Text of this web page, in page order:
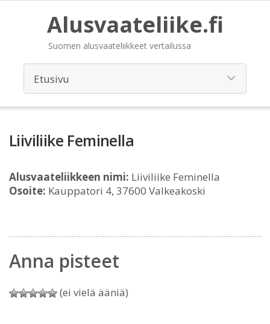
Alusvaateliike.fi
Suomen alusvaateliikkeet vertailussa
Liiviliike Feminella
Alusvaateliikkeen nimi: Liiviliike Feminella
Osoite: Kauppatori 4, 37600 Valkeakoski
Anna pisteet
(ei vielä ääniä)